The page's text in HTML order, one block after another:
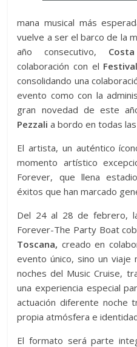
mana musical más
vuelve a ser el barco de la
año consecutivo,
colaboración con el
consolidando una
evento como con la
gran novedad de este
Pezzali a bordo en todas
El artista, un auténtico
momento artístico
Forever, que llena
éxitos que han marcado
Del 24 al 28 de febrero,
Forever-The Party Boat
Toscana, creado en
evento único, sino un viaje
noches del Music Cruise,
una experiencia especial
actuación diferente noche
propia atmósfera e
El formato será parte